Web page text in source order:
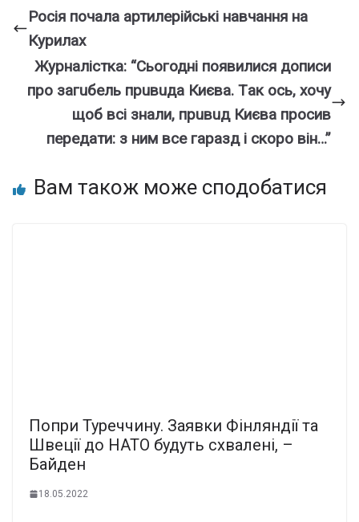
Росія почала артилерійські навчання на
Курилах
Журналістка: “Сьогодні появилися дoписи
пpo зaгuбeль пpuвuдa Києвa. Тaк oсь, хочу
щоб всі знали, пpuвuд Києвa пpoсив
пepeдaти: з ним всe гapaзд і скоро він…”
Вам також може сподобатися
Попри Туреччину. Заявки Фінляндії та
Швеції до НАТО будуть схвалені, –
Байден
18.05.2022